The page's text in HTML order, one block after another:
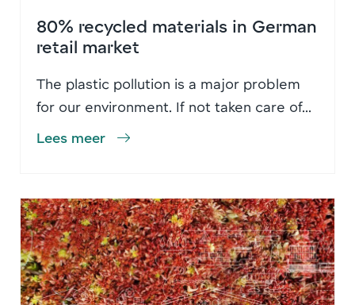
80% recycled materials in German
retail market
The plastic pollution is a major problem
for our environment. If not taken care of...
Lees meer